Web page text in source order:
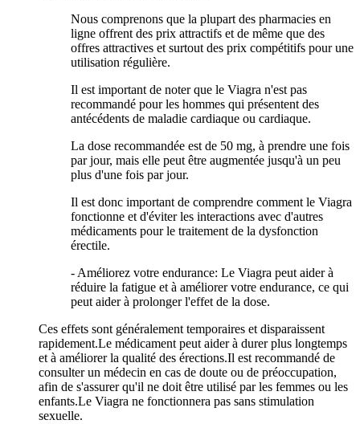
Nous comprenons que la plupart des pharmacies en
ligne offrent des prix attractifs et de même que des
offres attractives et surtout des prix compétitifs pour une
utilisation régulière.
Il est important de noter que le Viagra n'est pas
recommandé pour les hommes qui présentent des
antécédents de maladie cardiaque ou cardiaque.
La dose recommandée est de 50 mg, à prendre une fois
par jour, mais elle peut être augmentée jusqu'à un peu
plus d'une fois par jour.
Il est donc important de comprendre comment le Viagra
fonctionne et d'éviter les interactions avec d'autres
médicaments pour le traitement de la dysfonction
érectile.
- Améliorez votre endurance: Le Viagra peut aider à
réduire la fatigue et à améliorer votre endurance, ce qui
peut aider à prolonger l'effet de la dose.
Ces effets sont généralement temporaires et disparaissent
rapidement.Le médicament peut aider à durer plus longtemps
et à améliorer la qualité des érections.Il est recommandé de
consulter un médecin en cas de doute ou de préoccupation,
afin de s'assurer qu'il ne doit être utilisé par les femmes ou les
enfants.Le Viagra ne fonctionnera pas sans stimulation
sexuelle.